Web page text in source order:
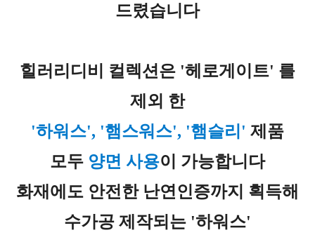
드렸습니다
힐러리디비 컬렉션은 '헤로게이트' 를
제외 한
'하워스', '햄스워스', '햄슬리' 제품
모두 양면 사용이 가능합니다
화재에도 안전한 난연인증까지 획득해
수가공 제작되는 '하워스'